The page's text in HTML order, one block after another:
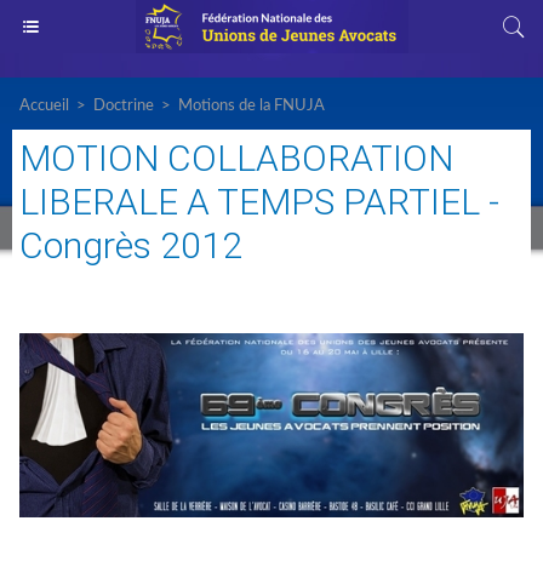
Accueil > Doctrine > Motions de la FNUJA
MOTION COLLABORATION
LIBERALE A TEMPS PARTIEL -
Congrès 2012